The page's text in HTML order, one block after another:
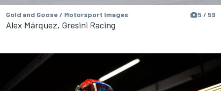
Gold and Goose / Motorsport Images 5 / 59
Alex Márquez, Gresini Racing